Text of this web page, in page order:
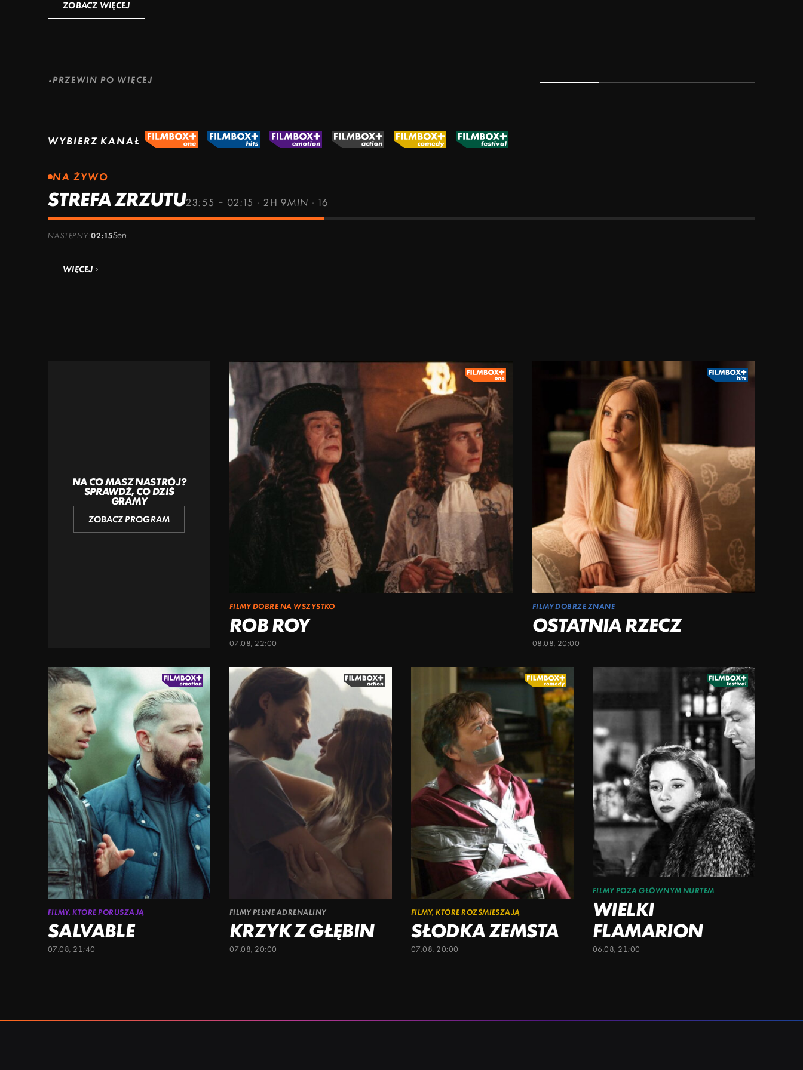
ZOBACZ WIĘCEJ
ZOBACZ WIĘCEJ
PRZEWIŃ PO WIĘCEJ
WYBIERZ KANAŁ
NA ŻYWO
STREFA ZRZUTU23:55 – 02:15 · 2H 9MIN ·16
NASTĘPNY:02:15Sen
WIĘCEJ
NA CO MASZ NASTRÓJ?
SPRAWDŹ, CO DZIŚ
GRAMY
ZOBACZ PROGRAM
FILMY DOBRE NA WSZYSTKO
ROB ROY
07.08, 22:00
FILMY DOBRZE ZNANE
OSTATNIA RZECZ
08.08, 20:00
FILMY, KTÓRE PORUSZAJĄ
SALVABLE
07.08, 21:40
FILMY PEŁNE ADRENALINY
KRZYK Z GŁĘBIN
07.08, 20:00
FILMY, KTÓRE ROZŚMIESZAJĄ
SŁODKA ZEMSTA
07.08, 20:00
FILMY POZA GŁÓWNYM NURTEM
WIELKI
FLAMARION
06.08, 21:00